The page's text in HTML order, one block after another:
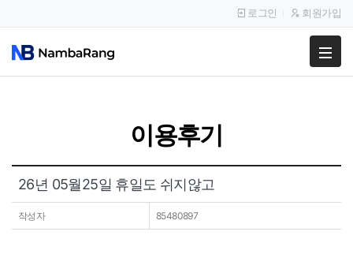
팔고
공지사항
이용후기
로그인 회원가입
이용후기
26년 05월25일 휴일도 쉬지않고
작성자 85480897